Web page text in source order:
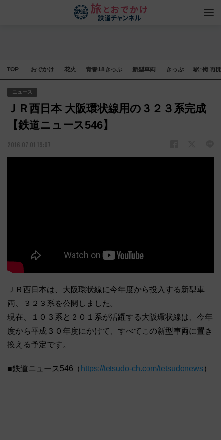
TOP おでかけ 花火 青春18きっぷ 新型車両 きっぷ 駅･街 再
ニュース
ＪＲ西日本 大阪環状線用の３２３系完成
【鉄道ニュース546】
2016.07.01 19:07
ＪＲ西日本は、大阪環状線に今年度から投入する新型車
両、３２３系を公開しました。
現在、１０３系と２０１系が活躍する大阪環状線は、今年
度から平成３０年度にかけて、すべてこの新型車両に置き
換える予定です。
■鉄道ニュース546（ https://tetsudo-ch.com/tetsudonews）